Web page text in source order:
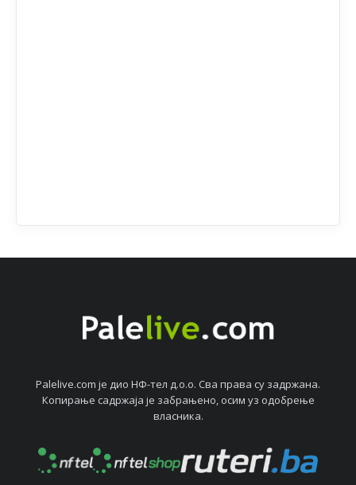
Palelive.com јe дио НФ-тeл д.о.о. Сва права су задржана.
Копирањe садржаја јe забрањeно, осим уз одобрeњe
власника.